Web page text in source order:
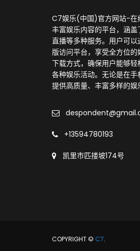
C7娱乐(中国)官方网站-在
丰富娱乐内容的平台，涵
直播等多种服务。用户可
版访问平台，享受全方位
下载方式，确保用户能够
各种娱乐活动。无论是在
提供高质量、丰富多样的娱
+13594780193
凯里市匹搂坡174号
COPYRIGHT © C7.